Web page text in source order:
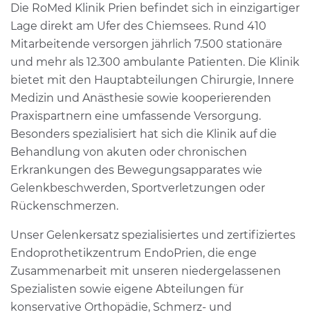
Die RoMed Klinik Prien befindet sich in einzigartiger
Lage direkt am Ufer des Chiemsees. Rund 410
Mitarbeitende versorgen jährlich 7.500 stationäre
und mehr als 12.300 ambulante Patienten. Die Klinik
bietet mit den Hauptabteilungen Chirurgie, Innere
Medizin und Anästhesie sowie kooperierenden
Praxispartnern eine umfassende Versorgung.
Besonders spezialisiert hat sich die Klinik auf die
Behandlung von akuten oder chronischen
Erkrankungen des Bewegungsapparates wie
Gelenkbeschwerden, Sportverletzungen oder
Rückenschmerzen.
Unser Gelenkersatz spezialisiertes und zertifiziertes
Endoprothetikzentrum EndoPrien, die enge
Zusammenarbeit mit unseren niedergelassenen
Spezialisten sowie eigene Abteilungen für
konservative Orthopädie, Schmerz- und